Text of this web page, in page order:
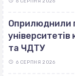
Оприлюднили
університетів
та ЧДТУ
6 СЕРПНЯ 2026